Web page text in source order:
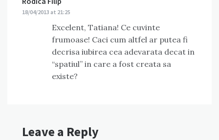
18/04/2013 at 21:25
Excelent, Tatiana! Ce cuvinte
frumoase! Caci cum altfel ar putea fi
decrisa iubirea cea adevarata decat in
“spatiul” in care a fost creata sa
existe?
Leave a Reply